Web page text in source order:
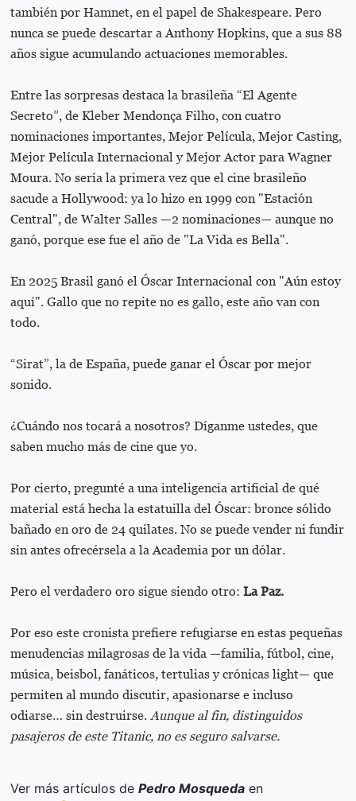
también por Hamnet, en el papel de Shakespeare. Pero
nunca se puede descartar a Anthony Hopkins, que a sus 88
años sigue acumulando actuaciones memorables.
Entre las sorpresas destaca la brasileña “El Agente
Secreto”, de Kleber Mendonça Filho, con cuatro
nominaciones importantes, Mejor Película, Mejor Casting,
Mejor Película Internacional y Mejor Actor para Wagner
Moura. No sería la primera vez que el cine brasileño
sacude a Hollywood: ya lo hizo en 1999 con "Estación
Central", de Walter Salles —2 nominaciones— aunque no
ganó, porque ese fue el año de "La Vida es Bella".
En 2025 Brasil ganó el Óscar Internacional con "Aún estoy
aquí". Gallo que no repite no es gallo, este año van con
todo.
“Sirat”, la de España, puede ganar el Óscar por mejor
sonido.
¿Cuándo nos tocará a nosotros? Díganme ustedes, que
saben mucho más de cine que yo.
Por cierto, pregunté a una inteligencia artificial de qué
material está hecha la estatuilla del Óscar: bronce sólido
bañado en oro de 24 quilates. No se puede vender ni fundir
sin antes ofrecérsela a la Academia por un dólar.
Pero el verdadero oro sigue siendo otro: La Paz.
Por eso este cronista prefiere refugiarse en estas pequeñas
menudencias milagrosas de la vida —familia, fútbol, cine,
música, beisbol, fanáticos, tertulias y crónicas light— que
permiten al mundo discutir, apasionarse e incluso
odiarse… sin destruirse. Aunque al fin, distinguidos
pasajeros de este Titanic, no es seguro salvarse.
Ver más artículos dePedro Mosqueda en